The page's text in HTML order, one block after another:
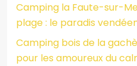
Camping la Faute-sur-
plage : le paradis
Camping bois de la
pour les amoureux du